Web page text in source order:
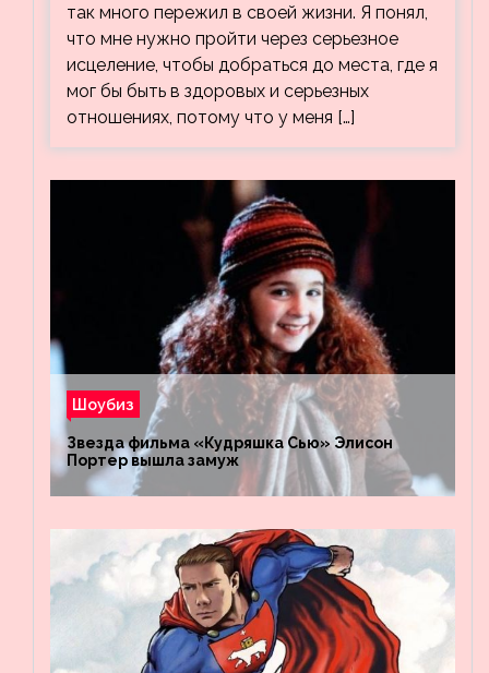
так много пережил в своей жизни. Я понял,
что мне нужно пройти через серьезное
исцеление, чтобы добраться до места, где я
мог бы быть в здоровых и серьезных
отношениях, потому что у меня […]
Шоубиз
Звезда фильма «Кудряшка Сью» Элисон
Портер вышла замуж